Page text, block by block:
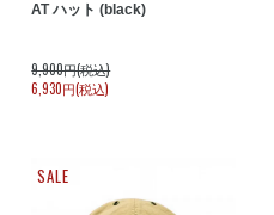
AT ハット (black)
9,900円(税込)
6,930円(税込)
SALE